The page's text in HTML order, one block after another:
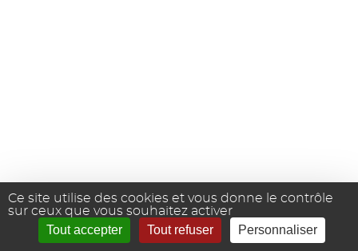
Ce site utilise des cookies et vous donne le contrôle
sur ceux que vous souhaitez activer
Tout accepter Tout refuser Personnaliser